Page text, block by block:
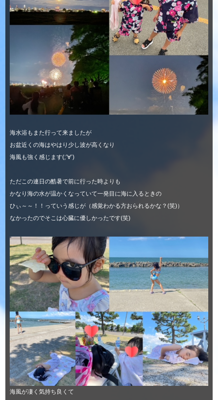
海水浴もまた行って来ましたが
お盆近くの海はやはり少し波が高くなり
海風も強く感じます(;’∀’)
ただこの連日の酷暑で前に行った時よりも
かなり海の水が温かくなっていて一発目に海に入るときの
ひぃ～～！！っていう感じが（感覚わかる方おられるかな？(笑)）
なかったのでそこは心臓に優しかったです(笑)
海風が凄く気持ち良くて